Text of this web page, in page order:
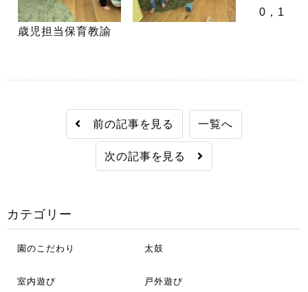
0，1
歳児担当保育教諭
前の記事を見る 一覧へ
次の記事を見る
カテゴリー
園のこだわり 太鼓
室内遊び 戸外遊び